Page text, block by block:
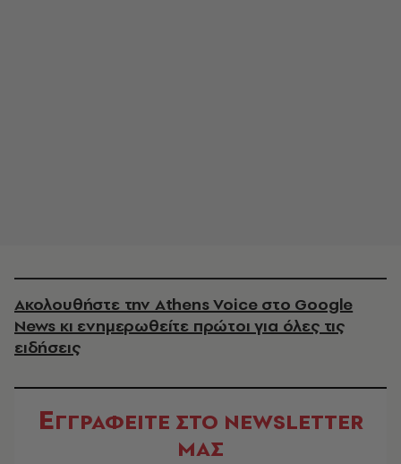
Ακολουθήστε την Athens Voice στο Google
News κι ενημερωθείτε πρώτοι για όλες τις
ειδήσεις
ΕΓΓΡΑΦΕΙΤΕ ΣΤΟ NEWSLETTER
ΜΑΣ